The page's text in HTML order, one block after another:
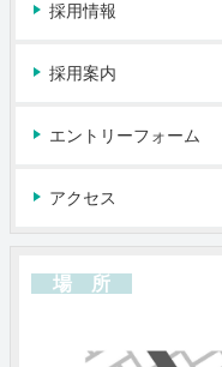
採用情報
採用案内
エントリーフォーム
アクセス
場 所